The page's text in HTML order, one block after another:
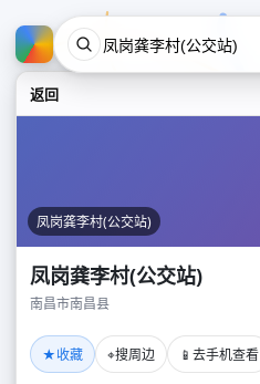
返回
凤岗龚李村(公交站)
凤岗龚李村(公交站)
南昌市南昌县
★收藏 ⌖搜周边 📱 去手机查看